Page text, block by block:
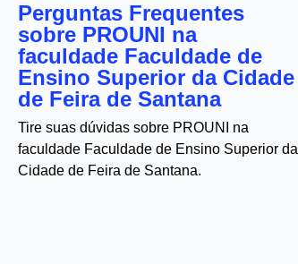
Perguntas Frequentes
sobre PROUNI na
faculdade Faculdade de
Ensino Superior da Cidade
de Feira de Santana
Tire suas dúvidas sobre PROUNI na
faculdade Faculdade de Ensino Superior da
Cidade de Feira de Santana.